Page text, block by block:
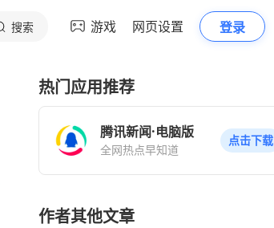
搜索 游戏 网页设置 登录
热门应用推荐
腾讯新闻·电脑版
全网热点早知道
点击下载
作者其他文章